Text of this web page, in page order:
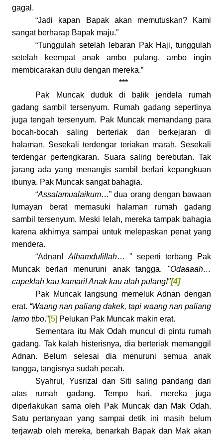
gagal.
“Jadi kapan Bapak akan memutuskan? Kami
sangat berharap Bapak maju.”
“Tunggulah setelah lebaran Pak Haji, tunggulah
setelah keempat anak ambo pulang, ambo ingin
membicarakan dulu dengan mereka.”
***
Pak Muncak duduk di balik jendela rumah
gadang sambil tersenyum. Rumah gadang sepertinya
juga tengah tersenyum. Pak Muncak memandang para
bocah-bocah saling berteriak dan berkejaran di
halaman. Sesekali terdengar teriakan marah. Sesekali
terdengar pertengkaran. Suara saling berebutan. Tak
jarang ada yang menangis sambil berlari kepangkuan
ibunya. Pak Muncak sangat bahagia.
“Assalamualaikum…” dua orang dengan bawaan
lumayan berat memasuki halaman rumah gadang
sambil tersenyum. Meski lelah, mereka tampak bahagia
karena akhirnya sampai untuk melepaskan penat yang
mendera.
“Adnan! Alhamdulillah… ” seperti terbang Pak
Muncak berlari menuruni anak tangga. "Odaaaah…
capeklah kau kamari! Anak kau alah pulang!"[4]
Pak Muncak langsung memeluk Adnan dengan
erat. “Waang nan paliang dakek, tapi waang nan paliang
lamo tibo.”[5] Pelukan Pak Muncak makin erat.
Sementara itu Mak Odah muncul di pintu rumah
gadang. Tak kalah histerisnya, dia berteriak memanggil
Adnan. Belum selesai dia menuruni semua anak
tangga, tangisnya sudah pecah.
Syahrul, Yusrizal dan Siti saling pandang dari
atas rumah gadang. Tempo hari, mereka juga
diperlakukan sama oleh Pak Muncak dan Mak Odah.
Satu pertanyaan yang sampai detik ini masih belum
terjawab oleh mereka, benarkah Bapak dan Mak akan